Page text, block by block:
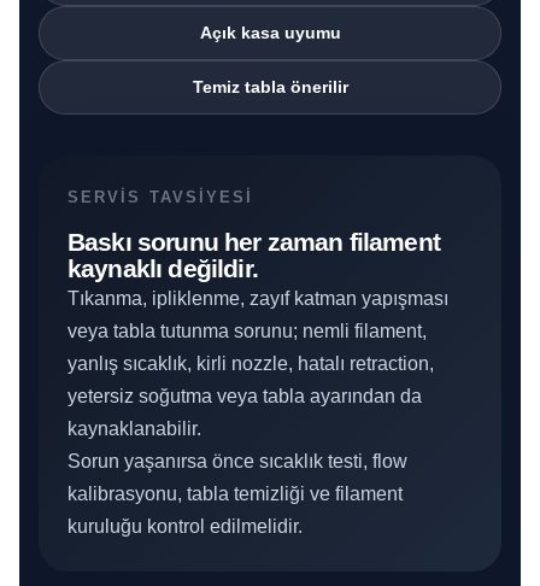
Açık kasa uyumu
Temiz tabla önerilir
SERVIS TAVSIYESI
Baskı sorunu her zaman filament
kaynaklı değildir.
Tıkanma, ipliklenme, zayıf katman yapışması
veya tabla tutunma sorunu; nemli filament,
yanlış sıcaklık, kirli nozzle, hatalı retraction,
yetersiz soğutma veya tabla ayarından da
kaynaklanabilir.
Sorun yaşanırsa önce sıcaklık testi, flow
kalibrasyonu, tabla temizliği ve filament
kuruluğu kontrol edilmelidir.